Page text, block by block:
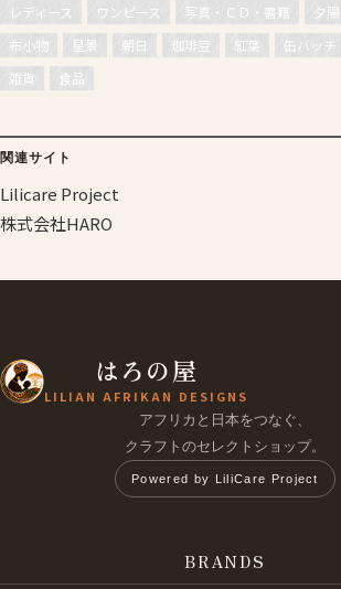
レディース
ワンピース 写真・ＣＤ・書籍 夕陽
布小物
星景 朝日 珈琲豆 紅葉 缶バッチ
雑貨
食品
関連サイト
Lilicare Project
株式会社HARO
はろの屋
LILIAN AFRIKAN DESIGNS
アフリカと日本をつなぐ、
クラフトのセレクトショップ。
Powered by LiliCare Project
BRANDS